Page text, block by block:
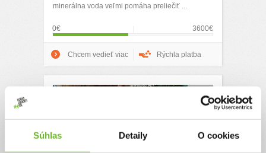
Súhlas Detaily O cookies
minerálna voda veľmi pomáha preliečiť ...
0€ 3600€
Chcem vedieť viac Rýchla platba